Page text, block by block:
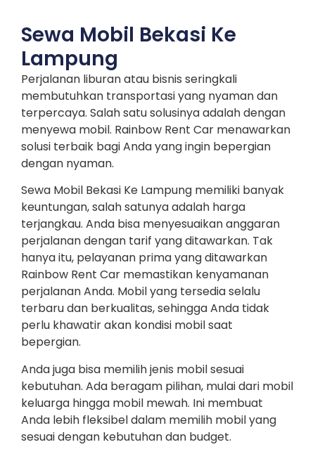
Sewa Mobil Bekasi Ke
Lampung
Perjalanan liburan atau bisnis seringkali
membutuhkan transportasi yang nyaman dan
terpercaya. Salah satu solusinya adalah dengan
menyewa mobil. Rainbow Rent Car menawarkan
solusi terbaik bagi Anda yang ingin bepergian
dengan nyaman.
Sewa Mobil Bekasi Ke Lampung memiliki banyak
keuntungan, salah satunya adalah harga
terjangkau. Anda bisa menyesuaikan anggaran
perjalanan dengan tarif yang ditawarkan. Tak
hanya itu, pelayanan prima yang ditawarkan
Rainbow Rent Car memastikan kenyamanan
perjalanan Anda. Mobil yang tersedia selalu
terbaru dan berkualitas, sehingga Anda tidak
perlu khawatir akan kondisi mobil saat
bepergian.
Anda juga bisa memilih jenis mobil sesuai
kebutuhan. Ada beragam pilihan, mulai dari mobil
keluarga hingga mobil mewah. Ini membuat
Anda lebih fleksibel dalam memilih mobil yang
sesuai dengan kebutuhan dan budget.